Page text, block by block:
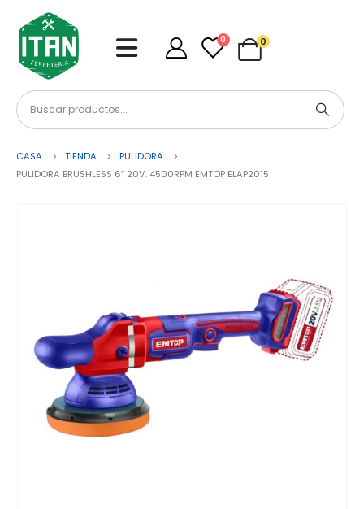
0 0
CASA TIENDA
PULIDORA
PULIDORA BRUSHLESS 6″ 20V. 4500RPM EMTOP ELAP2015